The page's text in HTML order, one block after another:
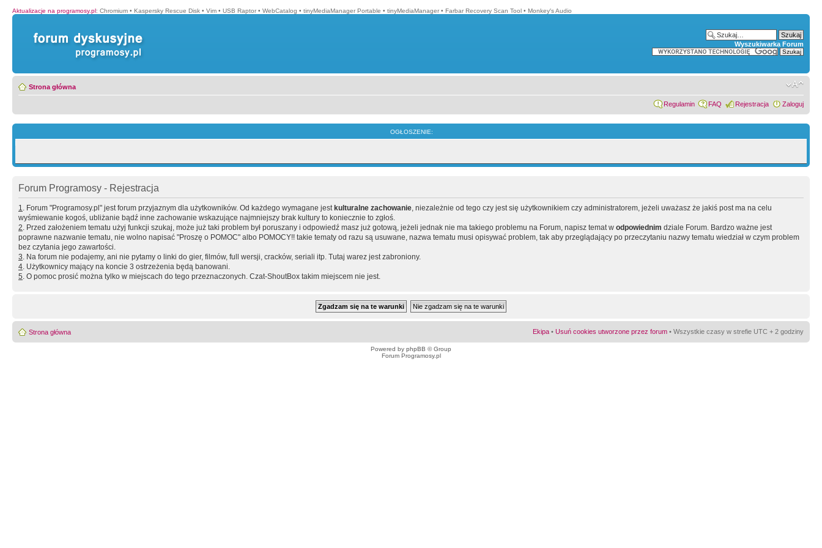
Aktualizacje na programosy.pl: Chromium • Kaspersky Rescue Disk • Vim • USB Raptor • WebCatalog • tinyMediaManager Portable • tinyMediaManager • Farbar Recovery Scan Tool • Monkey′s Audio
Wyszukiwarka Forum
Strona główna
Regulamin FAQ Rejestracja Zaloguj
OGŁOSZENIE:
Forum Programosy - Rejestracja
1. Forum "Programosy.pl" jest forum przyjaznym dla użytkowników. Od każdego wymagane jest kulturalne zachowanie, niezależnie od tego czy jest się użytkownikiem czy administratorem, jeżeli uważasz że jakiś post ma na celu
wyśmiewanie kogoś, ubliżanie bądź inne zachowanie wskazujące najmniejszy brak kultury to koniecznie to zgłoś.
2. Przed założeniem tematu użyj funkcji szukaj, może już taki problem był poruszany i odpowiedź masz już gotową, jeżeli jednak nie ma takiego problemu na Forum, napisz temat w odpowiednim dziale Forum. Bardzo ważne jest
poprawne nazwanie tematu, nie wolno napisać "Proszę o POMOC" albo POMOCY!! takie tematy od razu są usuwane, nazwa tematu musi opisywać problem, tak aby przeglądający po przeczytaniu nazwy tematu wiedział w czym problem
bez czytania jego zawartości.
3. Na forum nie podajemy, ani nie pytamy o linki do gier, filmów, full wersji, cracków, seriali itp. Tutaj warez jest zabroniony.
4. Użytkownicy mający na koncie 3 ostrzeżenia będą banowani.
5. O pomoc prosić można tylko w miejscach do tego przeznaczonych. Czat-ShoutBox takim miejscem nie jest.
Strona główna Ekipa • Usuń cookies utworzone przez forum • Wszystkie czasy w strefie UTC + 2 godziny
Powered by phpBB © Group
Forum Programosy.pl